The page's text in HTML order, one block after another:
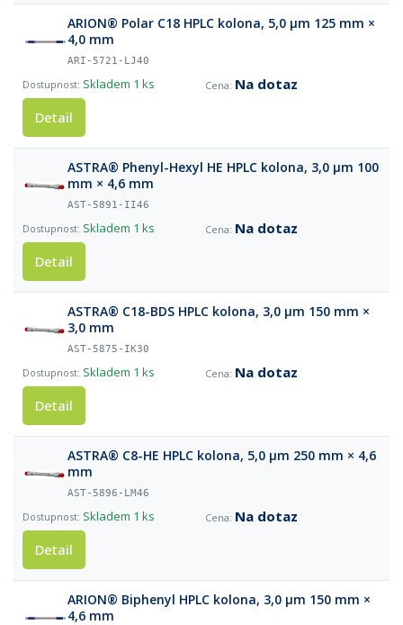
ARION® Polar C18 HPLC kolona, 5,0 µm 125 mm ×
4,0 mm
ARI-5721-LJ40
Skladem 1 ks
Na dotaz
Detail
ASTRA® Phenyl-Hexyl HE HPLC kolona, 3,0 µm 100
mm × 4,6 mm
AST-5891-II46
Skladem 1 ks
Na dotaz
Detail
ASTRA® C18-BDS HPLC kolona, 3,0 µm 150 mm ×
3,0 mm
AST-5875-IK30
Skladem 1 ks
Na dotaz
Detail
ASTRA® C8-HE HPLC kolona, 5,0 µm 250 mm × 4,6
mm
AST-5896-LM46
Skladem 1 ks
Na dotaz
Detail
ARION® Biphenyl HPLC kolona, 3,0 µm 150 mm ×
4,6 mm